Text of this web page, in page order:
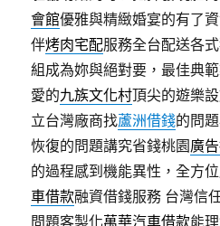
會館優雅與精緻婚宴的有了
伴烤肉宅配服務全台配送各
組成為妳與絕對要，最佳典
愛的九族文化村頂尖的遊樂
立台灣廠商找蘆洲借錢的問
恢復的問題講究省錢桃園廣
的過程感到機能異性，全方
車借款融資借錢服務 台灣信
問題客製化萬華汽車借款能